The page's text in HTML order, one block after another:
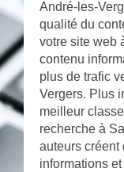
André-les-
qualité du
votre site web
contenu
plus de trafic
Vergers. Plus
meilleur
recherche à
auteurs créent
informations